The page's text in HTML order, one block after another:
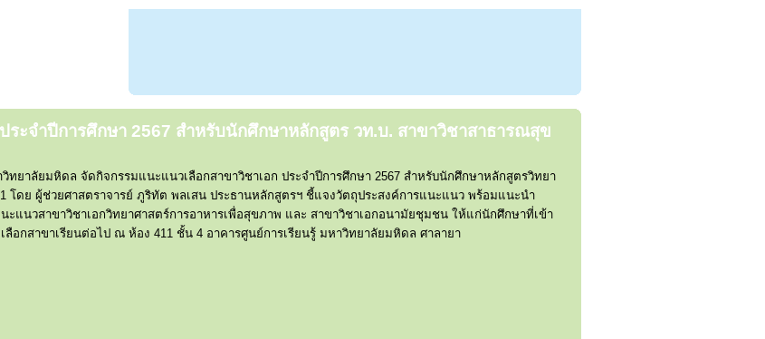
ระจำปีการศึกษา 2567 สำหรับนักศึกษาหลักสูตร วท.บ. สาขาวิชาสาธารณสุข
ยาลัยมหิดล จัดกิจกรรมแนะแนวเลือกสาขาวิชาเอก ประจำปีการศึกษา 2567 สำหรับนักศึกษาหลักสูตรวิทยา
ดย ผู้ช่วยศาสตราจารย์ ภูริทัต พลเสน ประธานหลักสูตรฯ ชี้แจงวัตถุประสงค์การแนะแนว พร้อมแนะนำ
ะแนวสาขาวิชาเอกวิทยาศาสตร์การอาหารเพื่อสุขภาพ และ สาขาวิชาเอกอนามัยชุมชน ให้แก่นักศึกษาที่เข้า
อกสาขาเรียนต่อไป ณ ห้อง 411 ชั้น 4 อาคารศูนย์การเรียนรู้ มหาวิทยาลัยมหิดล ศาลายา